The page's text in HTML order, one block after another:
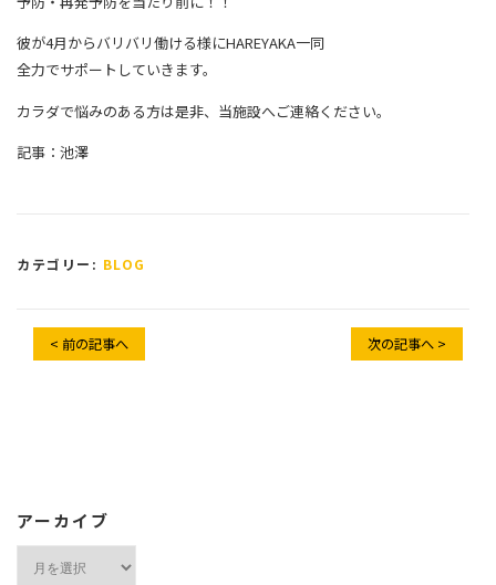
彼が4月からバリバリ働ける様にHAREYAKA一同
全力でサポートしていきます。
カラダで悩みのある方は是非、当施設へご連絡ください。
記事：池澤
カテゴリー: BLOG
< 前の記事へ 次の記事へ >
アーカイブ